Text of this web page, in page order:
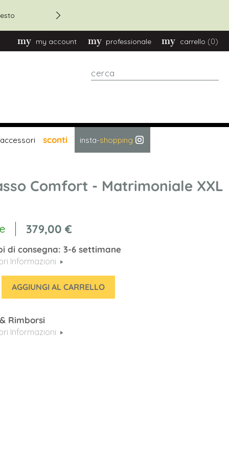
my account professionale carrello (0)
cerca
accessori sconti insta-shopping
Comfort - Matrimoniale XXL
379,00 €
di consegna: 3-6 settimane
Informazioni
AGGIUNGI AL CARRELLO
Rimborsi
Informazioni